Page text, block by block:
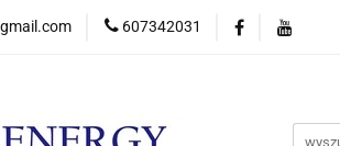
607342031